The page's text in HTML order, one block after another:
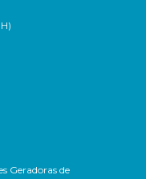
Geradoras de